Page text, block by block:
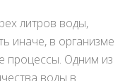
литров воды,
иначе, в организме
процессы. Одним из
воды в